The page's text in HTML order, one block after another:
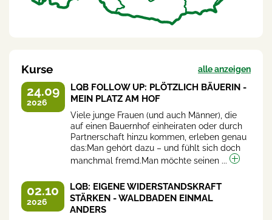
Kurse alle anzeigen
24.09
2026
LQB FOLLOW UP: PLÖTZLICH BÄUERIN -
MEIN PLATZ AM HOF
Viele junge Frauen (und auch Männer), die
auf einen Bauernhof einheiraten oder durch
Partnerschaft hinzu kommen, erleben genau
das:Man gehört dazu – und fühlt sich doch
manchmal fremd.Man möchte seinen ...
02.10
2026
LQB: EIGENE WIDERSTANDSKRAFT
STÄRKEN - WALDBADEN EINMAL
ANDERS